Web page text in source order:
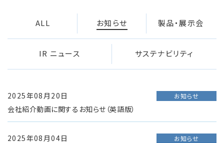
ALL お知らせ 製品・展示会
IR ニュース サステナビリティ
2025年08月20日 お知らせ
会社紹介動画に関するお知らせ（英語版）
2025年08月04日 お知らせ